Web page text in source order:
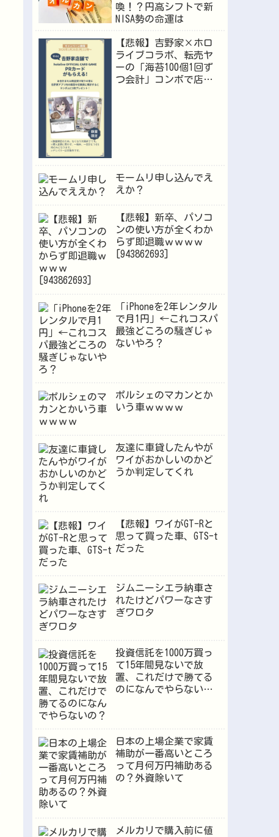
喚！？円高シフトで新
NISA勢の命運は
【悲報】吉野家×ホロ
ライブコラボ、転売ヤ
ーの「海苔100個1回ず
つ会計」コンボで店員
モームリ申し込んでえ
えか？
【悲報】新卒、パソコ
ンの使い方が全くわか
らず即退職ｗｗｗｗ
[943862693]
「iPhoneを2年レンタル
で月1円」←これコスパ
最強どころの騒ぎじゃ
ないやろ？
ポルシェのマカンとか
いう車ｗｗｗｗ
友達に車貸したんやが
ワイがおかしいのかど
うか判定してくれ
【悲報】ワイがGT-Rと
思って買った車、GTS-t
だった
ジムニーシエラ納車さ
れたけどパワーなさす
ぎワロタ
投資信託を1000万買っ
て15年間見ないで放
置、これだけで勝てる
のになんでやらない
日本の上場企業で家賃
補助が一番高いところ
って月何万円補助ある
の？外資除いて
メルカリで購入前に値